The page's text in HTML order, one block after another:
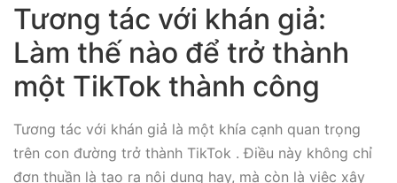
Tương tác với khán giả:
Làm thế nào để trở thành
một TikTok thành công
Tương tác với khán giả là một khía cạnh quan trọng
trên con đường trở thành TikTok . Điều này không chỉ
đơn thuần là tạo ra nội dung hay, mà còn là việc xây